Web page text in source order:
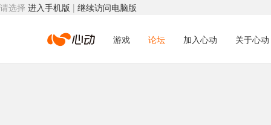
请选择 进入手机版 | 继续访问电脑版
心 游戏 论坛 加入心动 关于心动